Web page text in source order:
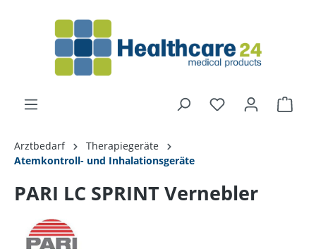
Arztbedarf
Therapiegeräte
Atemkontroll- und Inhalationsgeräte
PARI LC SPRINT Vernebler